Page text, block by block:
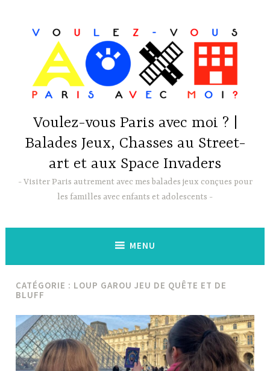
contenu
Voulez-vous Paris avec moi ? |
Balades Jeux, Chasses au Street-
art et aux Space Invaders
Visiter Paris autrement avec mes balades jeux conçues pour
les familles avec enfants et adolescents
MENU
CATÉGORIE : LOUP GAROU JEU DE QUÊTE ET DE
BLUFF